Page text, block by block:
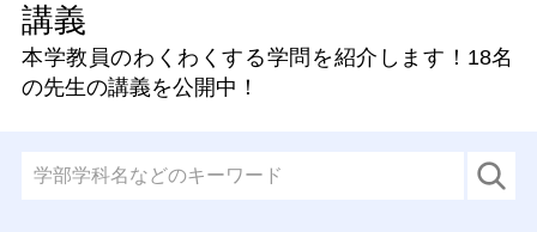
講義
本学教員のわくわくする学問を紹介します！ 18名
の先生の講義を公開中！